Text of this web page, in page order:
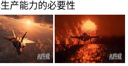
产能力的必要性